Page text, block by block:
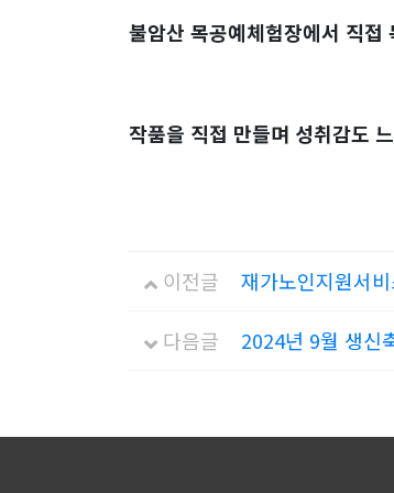
불암산 목공예체험장에서 직
작품을 직접 만들며 성취감도
이전글 재가노인지원서
다음글 2024년 9월 생신